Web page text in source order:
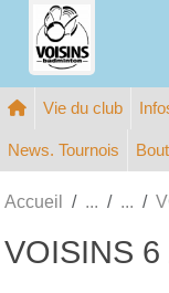
Vie du club
News. Tournois
Accueil
VOISINS
Panneau de gestion